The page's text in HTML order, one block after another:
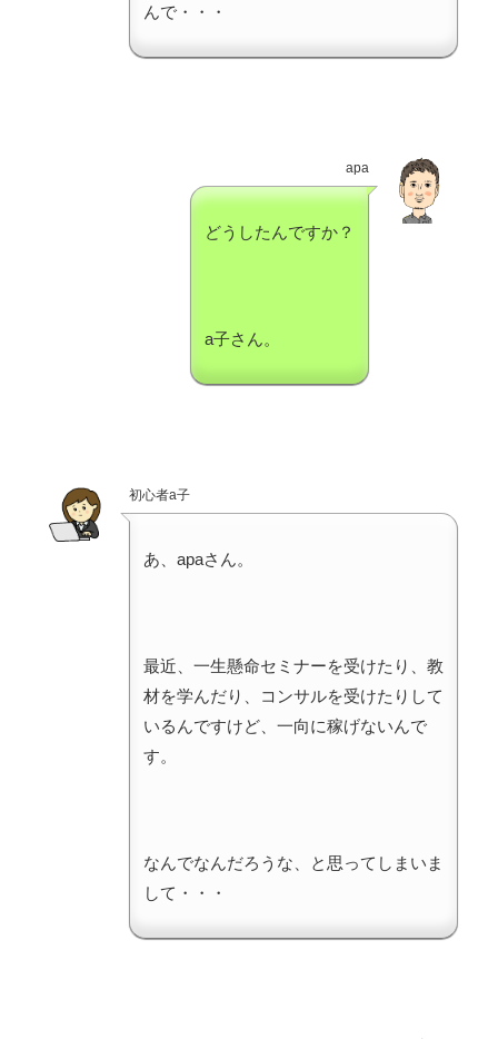
んで・・・
apa
どうしたんですか？
a子さん。
初心者a子
あ、apaさん。
最近、一生懸命セミナーを受けたり、教
材を学んだり、コンサルを受けたりして
いるんですけど、一向に稼げないんで
す。
なんでなんだろうな、と思ってしまいま
して・・・